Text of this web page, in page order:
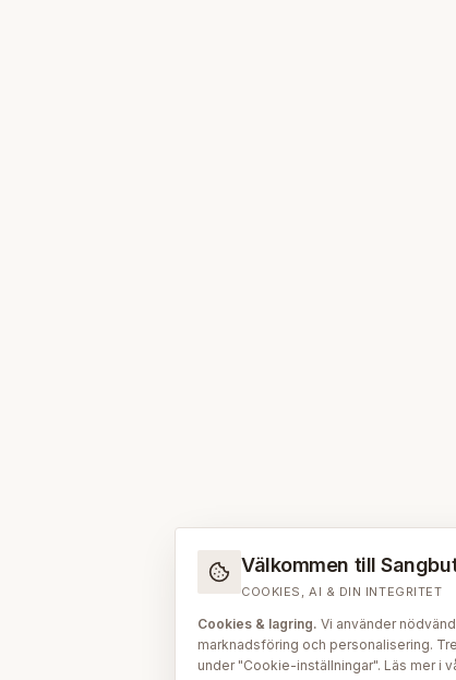
Välkommen till
COOKIES, AI & DIN INTEGRITET
Cookies & lagring. Vi använder
marknadsföring och personalisering.
under "Cookie-inställningar". Läs mer i